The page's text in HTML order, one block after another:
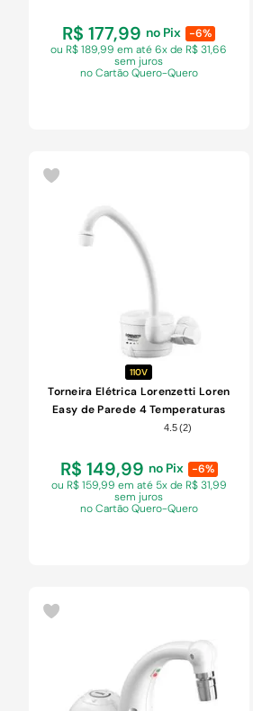
R$ 177,99 no Pix
-6%
ou R$ 189,99 ematé 6x de R$ 31,66
sem juros
no Cartão Quero-Quero
COMPRAR
110V
Torneira Elétrica Lorenzetti Loren
Easy de Parede 4 Temperaturas
Branca 4800W 110V
4.5(2)
R$ 149,99 no Pix
-6%
ou R$ 159,99 em até 5x de R$ 31,99
sem juros
no Cartão Quero-Quero
COMPRAR